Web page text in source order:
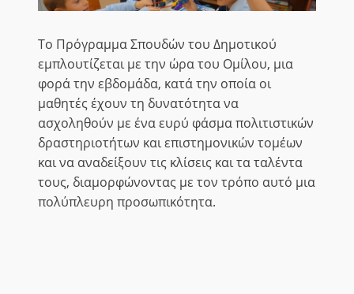
Το Πρόγραμμα Σπουδών του Δημοτικού
εμπλουτίζεται με την ώρα του Ομίλου, μια
φορά την εβδομάδα, κατά την οποία οι
μαθητές έχουν τη δυνατότητα να
ασχοληθούν με ένα ευρύ φάσμα πολιτιστικών
δραστηριοτήτων και επιστημονικών τομέων
και να αναδείξουν τις κλίσεις και τα ταλέντα
τους, διαμορφώνοντας με τον τρόπο αυτό μια
πολύπλευρη προσωπικότητα.